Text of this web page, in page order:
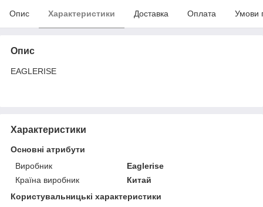
Опис Характеристики Доставка Оплата Умови
Опис
EAGLERISE
Характеристики
Основні атрибути
Виробник
Eaglerise
Країна виробник
Китай
Користувальницькі характеристики